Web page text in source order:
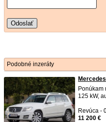
Odoslať
Podobné inzeráty
Ponúkam
125 kW,
Revúca -
11 200 €